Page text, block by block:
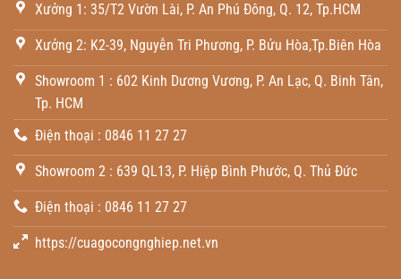
Xưởng 1: 35/T2 Vườn Lài, P. An Phú Đông, Q. 12, Tp.HCM
Xưởng 2: K2-39, Nguyễn Tri Phương, P. Bửu Hòa,Tp.Biên Hòa
Showroom 1 : 602 Kinh Dương Vương, P. An Lạc, Q. Binh Tân,
Tp. HCM
Điện thoại : 0846 11 27 27
Showroom 2 : 639 QL13, P. Hiệp Bình Phước, Q. Thủ Đức
Điện thoại : 0846 11 27 27
https://cuagocongnghiep.net.vn